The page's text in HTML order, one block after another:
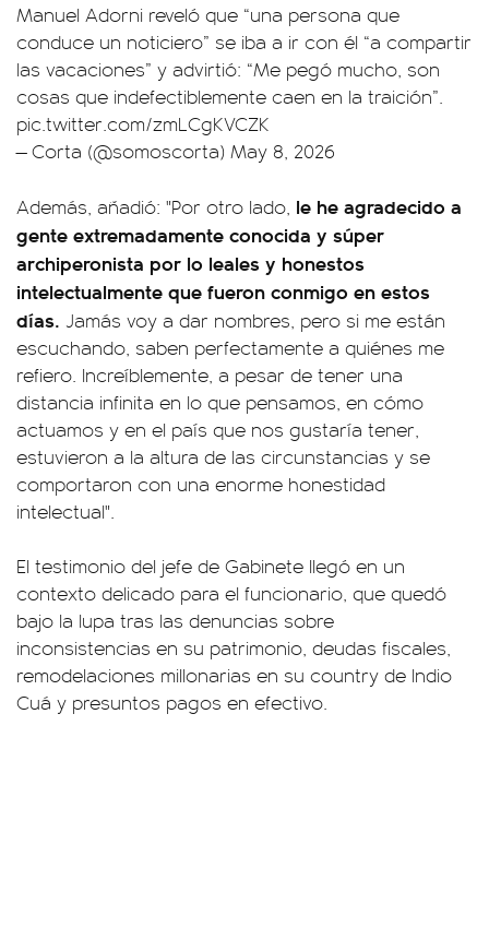
Manuel Adorni reveló que “una persona que
conduce un noticiero” se iba a ir con él “a compartir
las vacaciones” y advirtió: “Me pegó mucho, son
cosas que indefectiblemente caen en la traición”.
pic.twitter.com/zmLCgKVCZK
— Corta (@somoscorta) May 8, 2026
Además, añadió: "Por otro lado, le he agradecido a
gente extremadamente conocida y súper
archiperonista por lo leales y honestos
intelectualmente que fueron conmigo en estos
días. Jamás voy a dar nombres, pero si me están
escuchando, saben perfectamente a quiénes me
refiero. Increíblemente, a pesar de tener una
distancia infinita en lo que pensamos, en cómo
actuamos y en el país que nos gustaría tener,
estuvieron a la altura de las circunstancias y se
comportaron con una enorme honestidad
intelectual".
El testimonio del jefe de Gabinete llegó en un
contexto delicado para el funcionario, que quedó
bajo la lupa tras las denuncias sobre
inconsistencias en su patrimonio, deudas fiscales,
remodelaciones millonarias en su country de Indio
Cuá y presuntos pagos en efectivo.